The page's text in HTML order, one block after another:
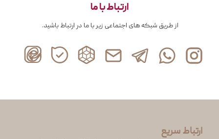
ارتباط با ما
از طریق شبکه های اجتماعی زیر با ما در ارتباط باشید.
ارتباط سریع